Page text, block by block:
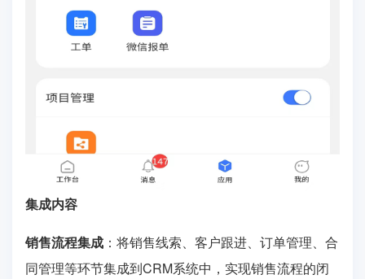
集成内容
销售流程集成 ：将销售线索、客户跟进、订单管理、合
同管理等环节集成到CRM系统中，实现销售流程的闭